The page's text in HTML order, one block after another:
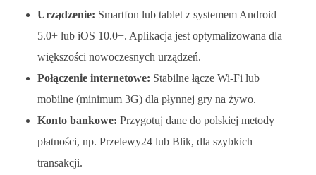
Urządzenie: Smartfon lub tablet z systemem Android
5.0+ lub iOS 10.0+. Aplikacja jest optymalizowana dla
większości nowoczesnych urządzeń.
Połączenie internetowe: Stabilne łącze Wi-Fi lub
mobilne (minimum 3G) dla płynnej gry na żywo.
Konto bankowe: Przygotuj dane do polskiej metody
płatności, np. Przelewy24 lub Blik, dla szybkich
transakcji.